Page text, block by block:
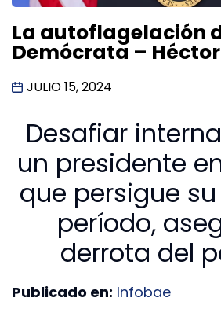
La autoflagelación
Demócrata –
JULIO 15, 2024
Desafiar
un presidente
que persigue
período,
derrota del
Publicado en: Infobae